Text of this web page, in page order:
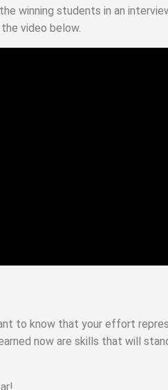
winning students in an
video below.
to know that your effort
now are skills that will